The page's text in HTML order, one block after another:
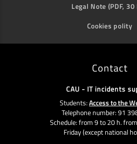
Legal Note (PDF, 30
Cookies polity
Contact
CAU - IT incidents
Students:Access to the
Telephone number: 91
Schedule: from 9 to 20 h.
Friday (except national